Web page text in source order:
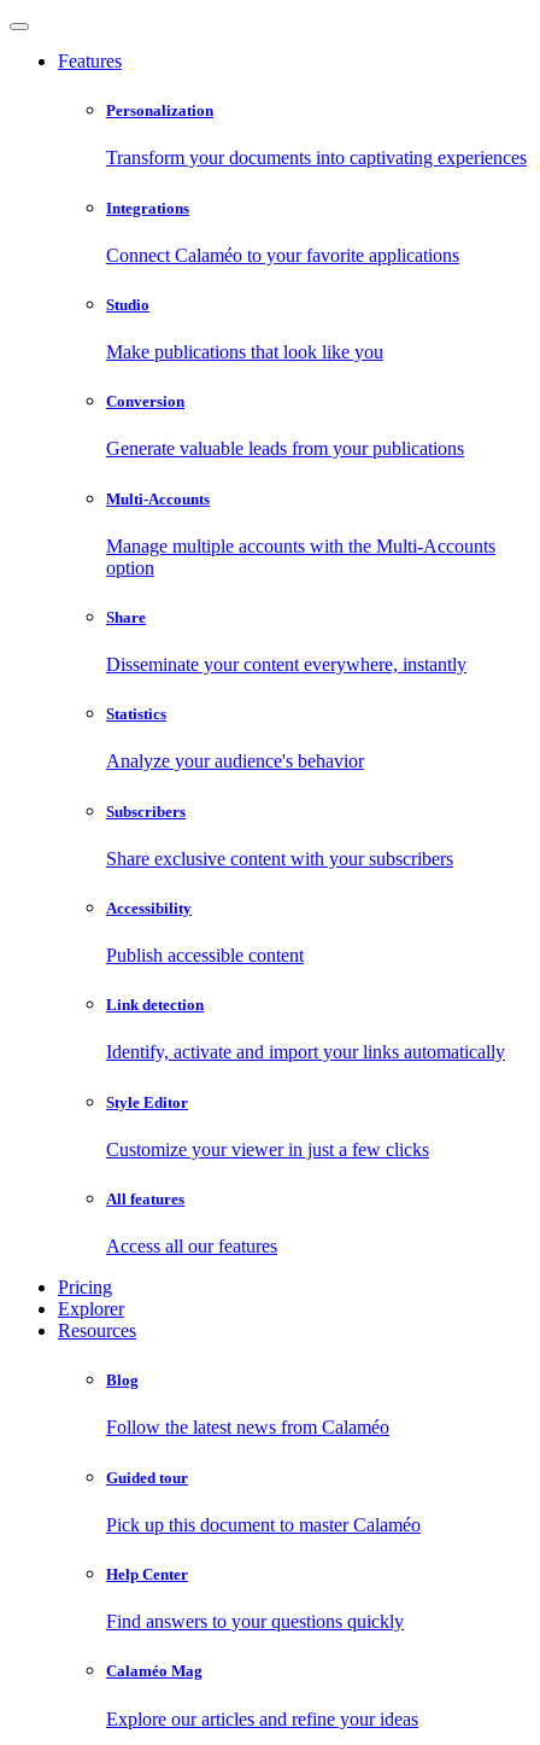
Features
Personalization
Transform your documents into captivating experiences
Integrations
Connect Calaméo to your favorite applications
Studio
Make publications that look like you
Conversion
Generate valuable leads from your publications
Multi-Accounts
Manage multiple accounts with the Multi-Accounts
option
Share
Disseminate your content everywhere, instantly
Statistics
Analyze your audience's behavior
Subscribers
Share exclusive content with your subscribers
Accessibility
Publish accessible content
Link detection
Identify, activate and import your links automatically
Style Editor
Customize your viewer in just a few clicks
All features
Access all our features
Pricing
Explorer
Resources
Blog
Follow the latest news from Calaméo
Guided tour
Pick up this document to master Calaméo
Help Center
Find answers to your questions quickly
Calaméo Mag
Explore our articles and refine your ideas